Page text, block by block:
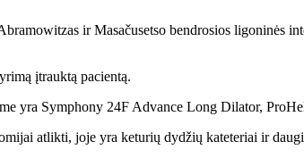
ir Masačusetso bendrosios ligoninės
įtrauktą pacientą.
yra Symphony 24F Advance Long Dilator,
atlikti, joje yra keturių dydžių kateteriai ir